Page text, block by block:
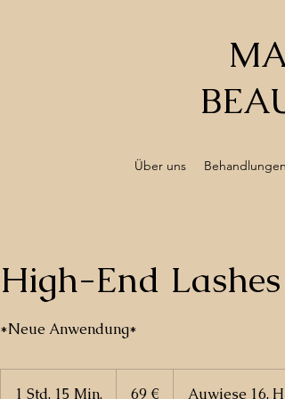
Über uns Behandlungen
High-End Lashes
*Neue Anwendung*
1 Std. 15 Min. 69 € Auwiese 16,